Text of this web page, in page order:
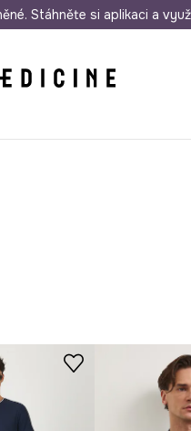
Odeslání i do 24 hodin
Stáhněte si aplikaci a